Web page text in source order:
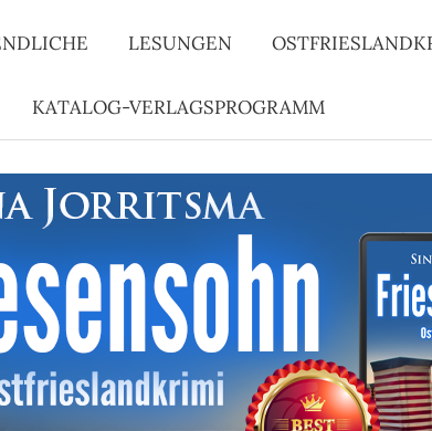
LESUNGEN
KATALOG-VERLAGSPROGRAMM